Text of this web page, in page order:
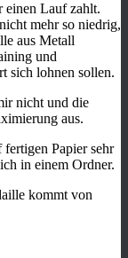
einen Lauf zahlt.
mehr so niedrig,
aus Metall
und
sich lohnen sollen.
nicht und die
aus.
Papier sehr
in einem Ordner.
kommt von